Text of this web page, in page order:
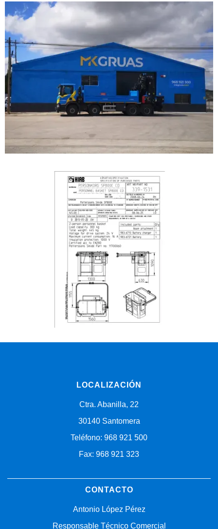
LOCALIZACIÓN
Ctra. Abanilla, 22
30140 Santomera
Teléfono: 968 921 500
Fax: 968 921 323
CONTACTO
Antonio López Pérez
Responsable Técnico Comercial